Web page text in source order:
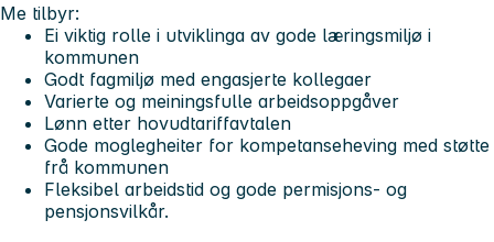
Me tilbyr:
Ei viktig rolle i utviklinga av gode læringsmiljø i
kommunen
Godt fagmiljø med engasjerte kollegaer
Varierte og meiningsfulle arbeidsoppgåver
Lønn etter hovudtariffavtalen
Gode moglegheiter for kompetanseheving med støtte
frå kommunen
Fleksibel arbeidstid og gode permisjons- og
pensjonsvilkår.